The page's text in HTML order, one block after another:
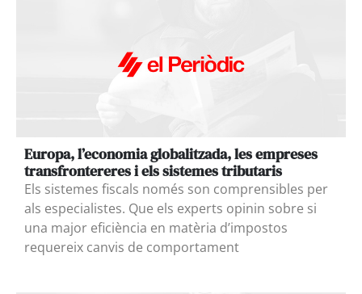
Europa, l’economia globalitzada, les empreses
transfrontereres i els sistemes tributaris
Els sistemes fiscals només son comprensibles per
als especialistes. Que els experts opinin sobre si
una major eficiència en matèria d’impostos
requereix canvis de comportament